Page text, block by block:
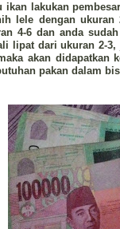
ikan lakukan
lele dengan ukuran
4-6 dan anda
lipat dari ukuran 2-
akan didapatkan
pakan dalam